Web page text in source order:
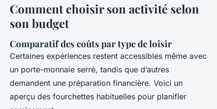
Comment choisir son activité selon
son budget
Comparatif des coûts par type de loisir
Certaines expériences restent accessibles même avec
un porte-monnaie serré, tandis que d’autres
demandent une préparation financière. Voici un
aperçu des fourchettes habituelles pour planifier